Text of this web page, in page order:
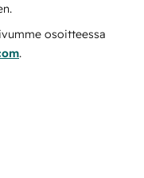
osoitteessa
.